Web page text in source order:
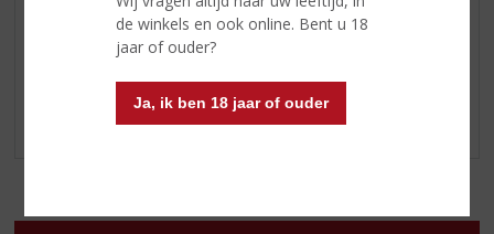
de winkels en ook online. Bent u 18
jaar of ouder?
Ja, ik ben 18 jaar of ouder
1 scheutje sodawater
1 groene olijf